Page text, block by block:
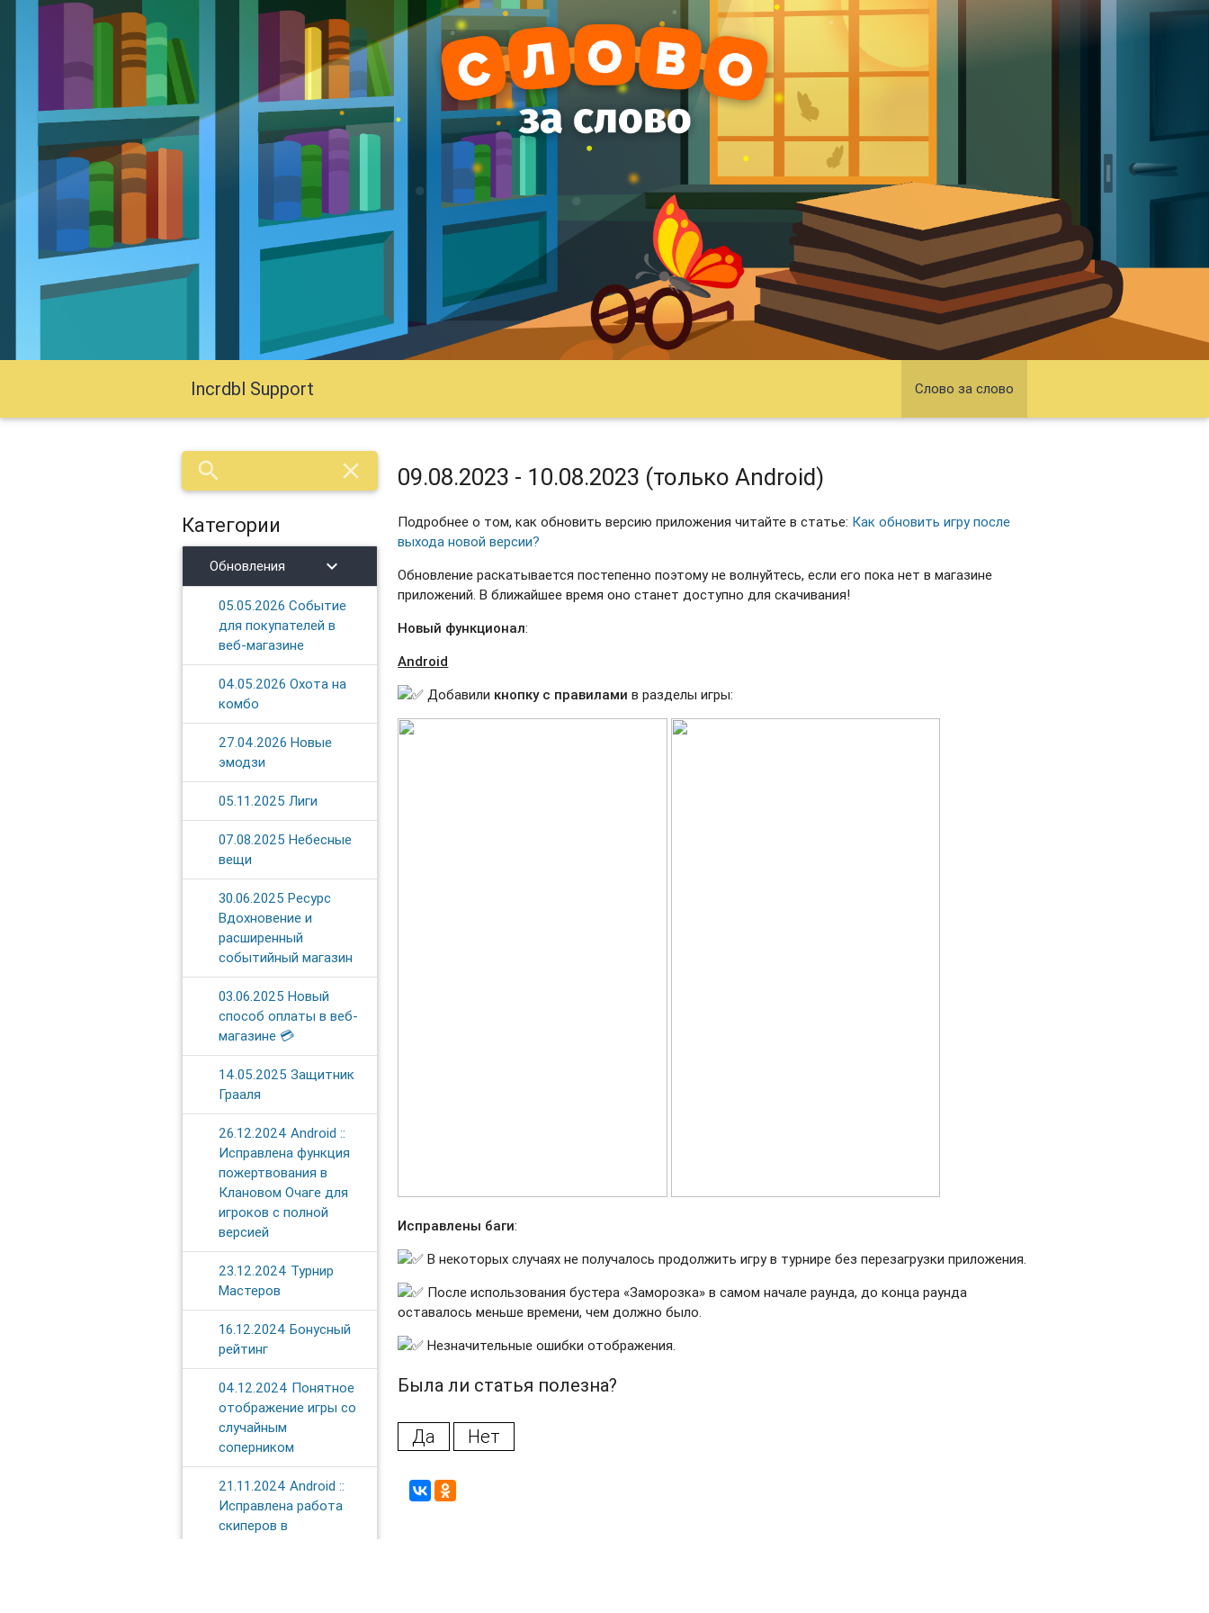
Incrdbl Support Слово за слово
search close
Категории
Обновления chevron_right
05.05.2026 Событие
для покупателей в
веб-магазине
04.05.2026 Охота на
комбо
27.04.2026 Новые
эмодзи
05.11.2025 Лиги
07.08.2025 Небесные
вещи
30.06.2025 Ресурс
Вдохновение и
расширенный
событийный магазин
03.06.2025 Новый
способ оплаты в веб-
магазине 💳
14.05.2025 Защитник
Грааля
26.12.2024 Android ::
Исправлена функция
пожертвования в
Клановом Очаге для
игроков с полной
версией
23.12.2024 Турнир
Мастеров
16.12.2024 Бонусный
рейтинг
04.12.2024 Понятное
отображение игры со
случайным
соперником
21.11.2024 Android ::
Исправлена работа
скиперов в
09.08.2023 - 10.08.2023 (только Android)
Подробнее о том, как обновить версию приложения читайте в статье: Как обновить игру после
выхода новой версии?
Обновление раскатывается постепенно поэтому не волнуйтесь, если его пока нет в магазине
приложений. В ближайшее время оно станет доступно для скачивания!
Новый функционал:
Android
Добавили кнопку с правилами в разделы игры:
Исправлены баги:
В некоторых случаях не получалось продолжить игру в турнире без перезагрузки приложения.
После использования бустера «Заморозка» в самом начале раунда, до конца раунда
оставалось меньше времени, чем должно было.
Незначительные ошибки отображения.
Была ли статья полезна?
Да Нет